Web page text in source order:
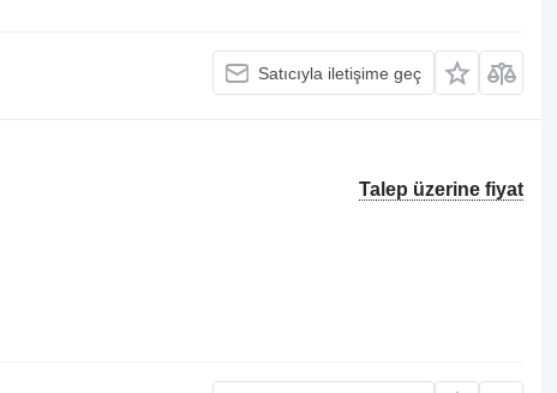
Satıcıyla iletişime geç
Talep üzerine fiyat